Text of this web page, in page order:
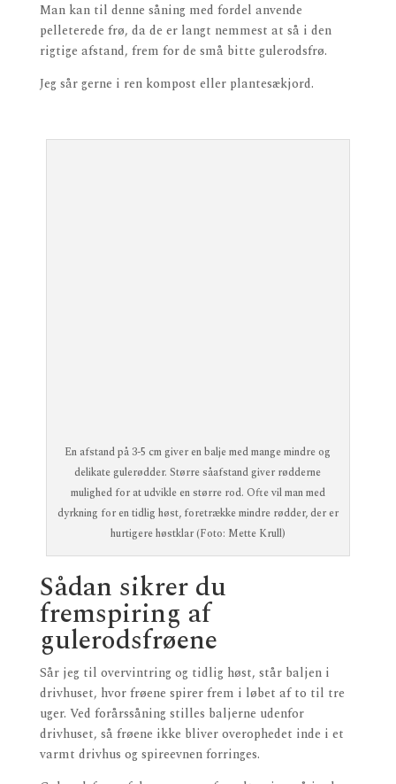
Man kan til denne såning med fordel anvende
pelleterede frø, da de er langt nemmest at så i den
rigtige afstand, frem for de små bitte gulerodsfrø.
Jeg sår gerne i ren kompost eller plantesækjord.
En afstand på 3-5 cm giver en balje med mange mindre og
delikate gulerødder. Større såafstand giver rødderne
mulighed for at udvikle en større rod. Ofte vil man med
dyrkning for en tidlig høst, foretrække mindre rødder, der er
hurtigere høstklar (Foto: Mette Krull)
Sådan sikrer du
fremspiring af
gulerodsfrøene
Sår jeg til overvintring og tidlig høst, står baljen i
drivhuset, hvor frøene spirer frem i løbet af to til tre
uger. Ved forårssåning stilles baljerne udenfor
drivhuset, så frøene ikke bliver overophedet inde i et
varmt drivhus og spireevnen forringes.